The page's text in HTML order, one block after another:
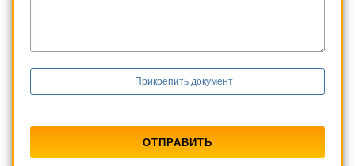
Прикрепить документ